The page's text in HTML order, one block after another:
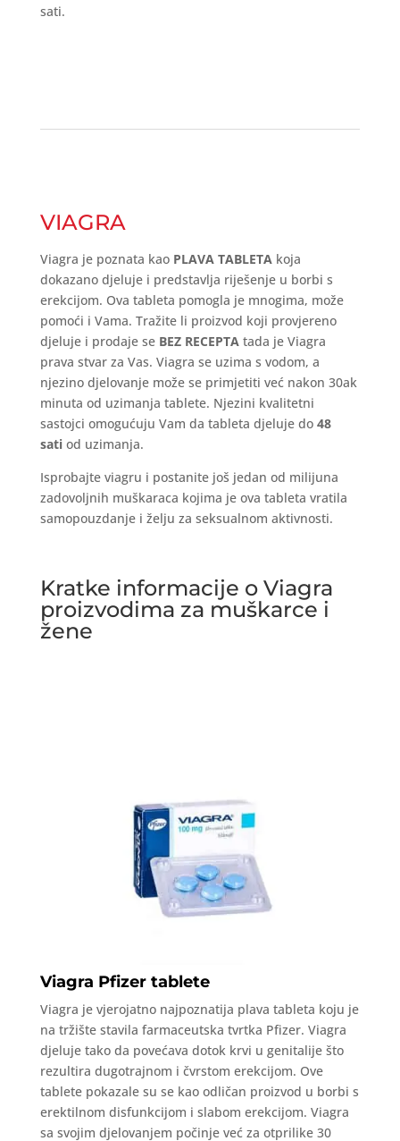
sati.
VIAGRA
Viagra je poznata kao PLAVA TABLETAkoja
dokazano djeluje i predstavlja riješenje u borbi s
erekcijom. Ova tableta pomogla je mnogima, može
pomoći i Vama. Tražite li proizvod koji provjereno
djeluje i prodaje se BEZ RECEPTAtada je Viagra
prava stvar za Vas. Viagra se uzima s vodom, a
njezino djelovanje može se primjetiti već nakon 30ak
minuta od uzimanja tablete. Njezini kvalitetni
sastojci omogućuju Vam da tableta djeluje do 48
satiod uzimanja.
Isprobajte viagru i postanite još jedan od milijuna
zadovoljnih muškaraca kojima je ova tableta vratila
samopouzdanje i želju za seksualnom aktivnosti.
Kratke informacije o Viagra
proizvodima za muškarce i
žene
Viagra Pfizer tablete
Viagra je vjerojatno najpoznatija plava tableta koju je
na tržište stavila farmaceutska tvrtka Pfizer. Viagra
djeluje tako da povećava dotok krvi u genitalije što
rezultira dugotrajnom i čvrstom erekcijom. Ove
tablete pokazale su se kao odličan proizvod u borbi s
erektilnom disfunkcijom i slabom erekcijom. Viagra
sa svojim djelovanjem počinje već za otprilike 30